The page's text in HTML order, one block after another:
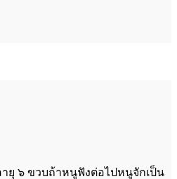
ยุ ๖ ขวบถ้าหนูฟังต่อไปหนูจักเป็น